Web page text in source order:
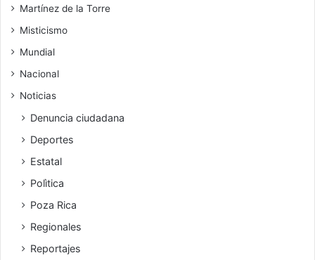
Martínez de la Torre
Misticismo
Mundial
Nacional
Noticias
Denuncia ciudadana
Deportes
Estatal
Polìtica
Poza Rica
Regionales
Reportajes